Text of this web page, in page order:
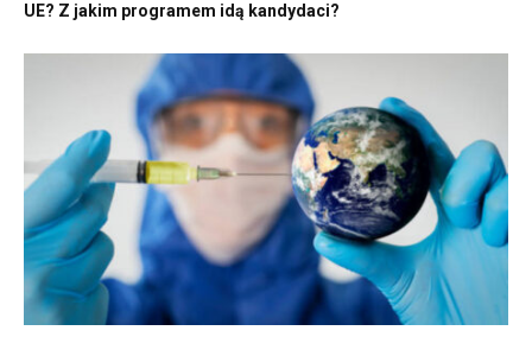
UE? Z jakim programem idą kandydaci?